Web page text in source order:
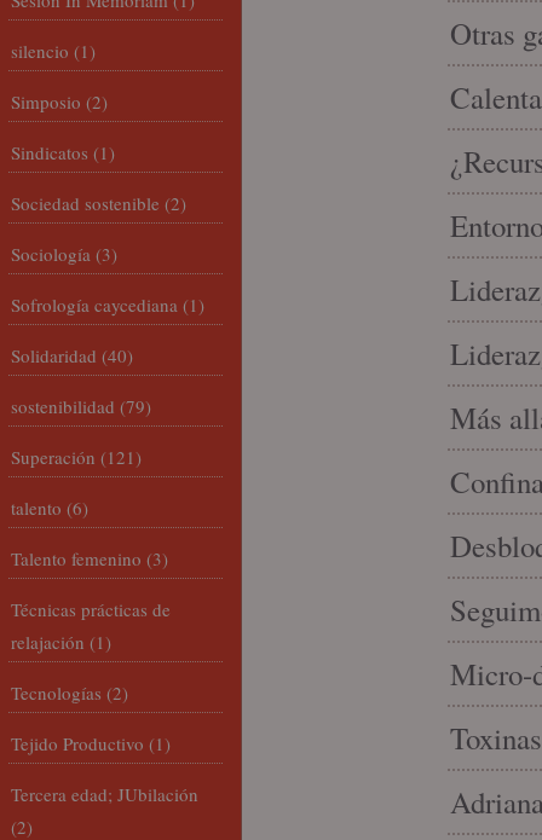
Otras
Más
Micro-
silencio (1)
Simposio (2)
Sindicatos (1)
Sociedad sostenible (2)
Sociología (3)
Sofrología caycediana (1)
Solidaridad (40)
sostenibilidad (79)
Superación (121)
talento (6)
Talento femenino (3)
Técnicas prácticas de
relajación (1)
Tecnologías (2)
Tejido Productivo (1)
Tercera edad; JUbilación
(2)